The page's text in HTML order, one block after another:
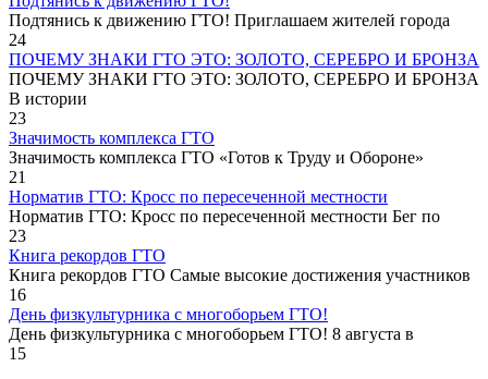
Подтянись к движению ГТО! Приглашаем жителей города
24
ПОЧЕМУ ЗНАКИ ГТО ЭТО: ЗОЛОТО, СЕРЕБРО И БРОНЗА
ПОЧЕМУ ЗНАКИ ГТО ЭТО: ЗОЛОТО, СЕРЕБРО И БРОНЗА
В истории
23
Значимость комплекса ГТО
Значимость комплекса ГТО «Готов к Труду и Обороне»
21
Норматив ГТО: Кросс по пересеченной местности
Норматив ГТО: Кросс по пересеченной местности Бег по
23
Книга рекордов ГТО
Книга рекордов ГТО Самые высокие достижения участников
16
День физкультурника с многоборьем ГТО!
День физкультурника с многоборьем ГТО! 8 августа в
15